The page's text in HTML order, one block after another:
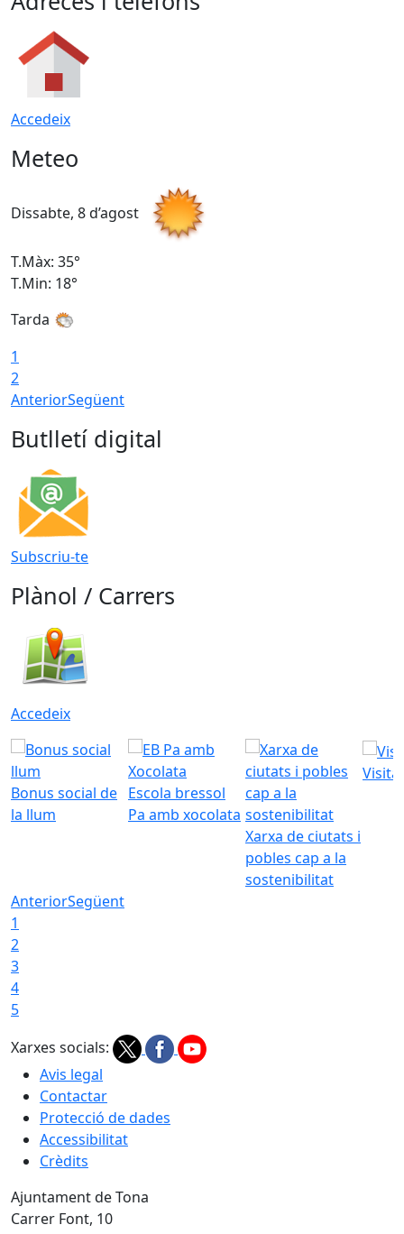
Accedeix
Meteo
Dissabte, 8 d’agost
T.Màx: 35°
T.Min: 18°
Tarda
1
2
AnteriorSegüent
Butlletí digital
Subscriu-te
Plànol / Carrers
Accedeix
Bonus social de
la llum
Escola bressol
Pa amb xocolata
Xarxa de ciutats i
pobles cap a la
sostenibilitat
Visita
AnteriorSegüent
1
2
3
4
5
Xarxes socials:
Avis legal
Contactar
Protecció de dades
Accessibilitat
Crèdits
Ajuntament de Tona
Carrer Font, 10